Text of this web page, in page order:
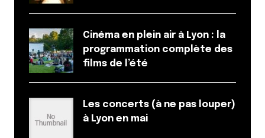
Cinéma en plein air à Lyon : la
programmation complète des
films de l’été
Les concerts (à ne pas louper)
à Lyon en mai